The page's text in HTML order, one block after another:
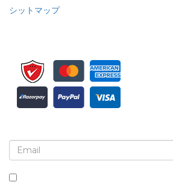
シットマップ